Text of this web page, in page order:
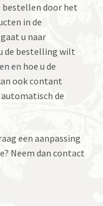
bestellen door het
in de
u naar
de bestelling wilt
en hoe u de
ook contant
de
een aanpassing
Neem dan contact